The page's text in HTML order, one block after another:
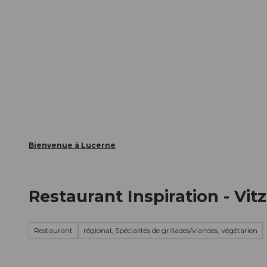
Bienvenue à Lucerne
Restaurant Inspiration -
Restaurant régional, Spécialités de grillades/viandes, végétarien